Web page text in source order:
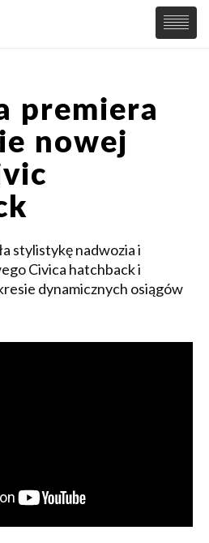
premiera
nowej
stylistykę nadwozia i
Civica hatchback i
dynamicznych osiągów